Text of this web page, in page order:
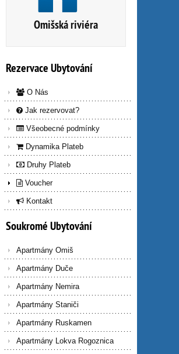
Omišská riviéra
RezervaceUbytování
O Nás
Jak rezervovat?
Všeobecné podmínky
Dynamika Plateb
Druhy Plateb
Voucher
Kontakt
SoukroméUbytování
Apartmány Omiš
Apartmány Duče
Apartmány Nemira
Apartmány Staniči
Apartmány Ruskamen
Apartmány Lokva Rogoznica